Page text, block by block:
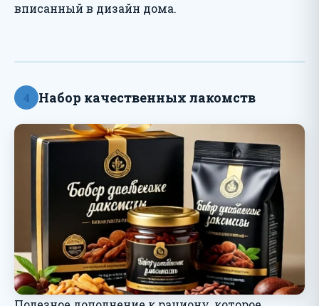
вписанный в дизайн дома.
4 Набор качественных лакомств